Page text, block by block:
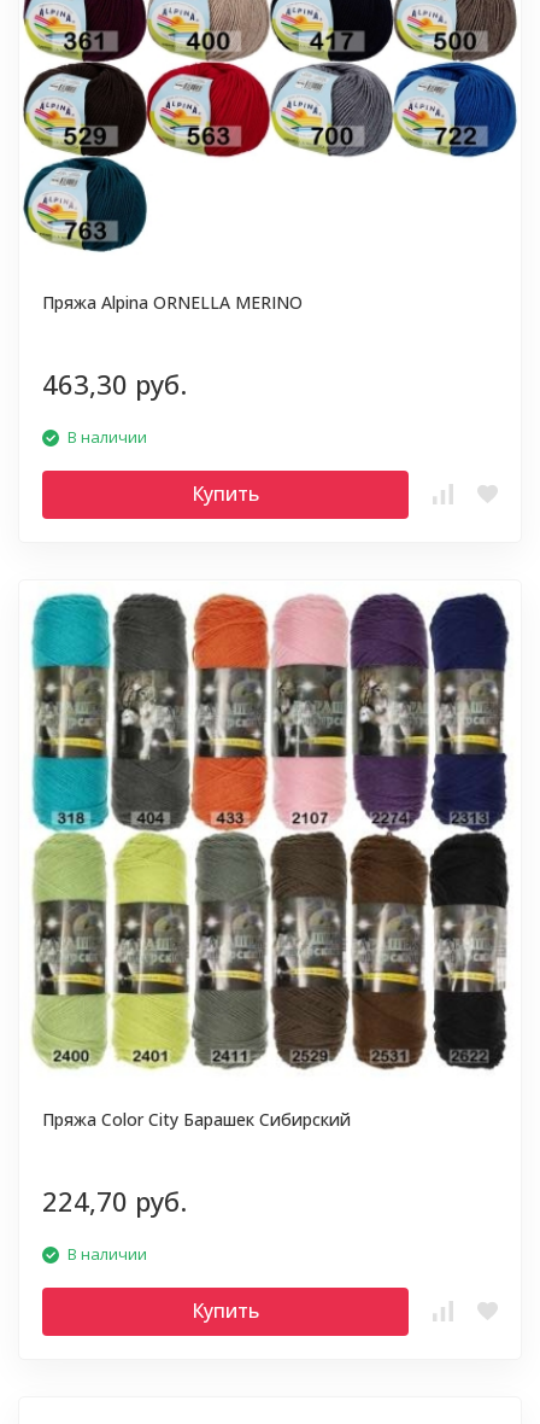
Пряжа Alpina ORNELLA MERINO
463,30 руб.
В наличии
Купить
Пряжа Color City Барашек Сибирский
224,70 руб.
В наличии
Купить